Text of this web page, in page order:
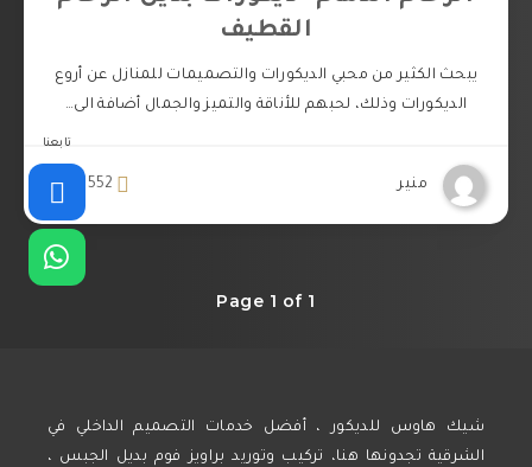
القطيف
يبحث الكثير من محبي الديكورات والتصميمات للمنازل عن أروع
الديكورات وذلك، لحبهم للأناقة والتميز والجمال أضافة الى…
منير 2 552
Page 1 of 1
شيك هاوس للديكور ، أفضل خدمات التصميم الداخلي في
الشرقية تجدونها هنا، تركيب وتوريد براويز فوم بديل الجبس ،
تابعنا